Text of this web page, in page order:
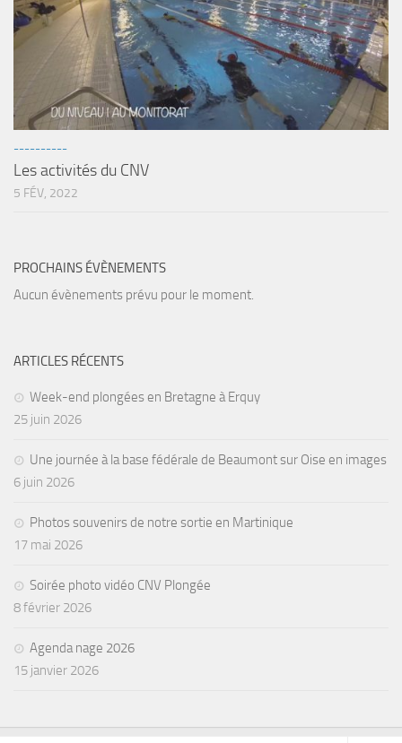
----------
Les activités du CNV
5 FÉV, 2022
PROCHAINS ÉVÈNEMENTS
Aucun évènements prévu pour le moment.
ARTICLES RÉCENTS
Week-end plongées en Bretagne à Erquy
25 juin 2026
Une journée à la base fédérale de Beaumont sur Oise en images
6 juin 2026
Photos souvenirs de notre sortie en Martinique
17 mai 2026
Soirée photo vidéo CNV Plongée
8 février 2026
Agenda nage 2026
15 janvier 2026